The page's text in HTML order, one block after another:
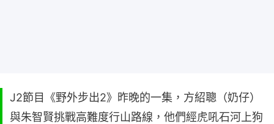
J2節目《野外步出2》昨晚的一集，方紹聰（奶仔）
與朱智賢挑戰高難度行山路線，他們經虎吼石河上狗